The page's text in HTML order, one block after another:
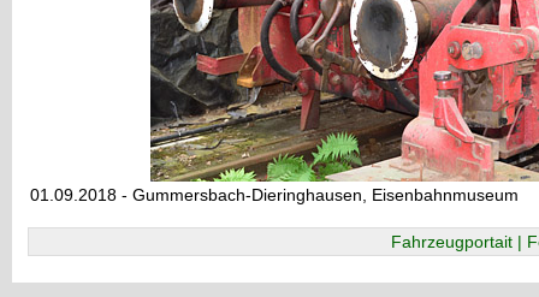
01.09.2018 - Gummersbach-Dieringhausen, Eisenbahnmuseum
Fahrzeugportait |